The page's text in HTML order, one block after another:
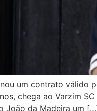
um contrato válido
chega ao Varzim
João da Madeira um